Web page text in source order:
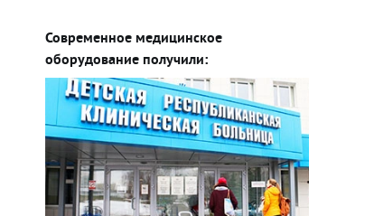
Современное медицинское
оборудование получили: